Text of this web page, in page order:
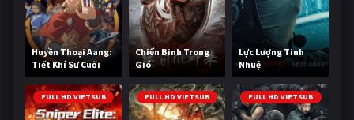
Huyền Thoại Aang:
Tiết Khí Sư Cuối
Cùng
Chiến Binh Trong
Gió
Lực Lượng Tinh
Nhuệ
FULL HD VIETSUB FULL HD VIETSUB FULL HD VIETSUB